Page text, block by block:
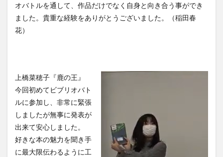
オバトルを通して、作品だけでなく自身と向き合う事ができ
ました。貴重な経験をありがとうございました。（稲田春
花）
上橋菜穂子『鹿の王』
今回初めてビブリオバト
ルに参加し、非常に緊張
しましたが無事に発表が
出来て安心しました。
好きな本の魅力を聞き手
に最大限伝わるように工